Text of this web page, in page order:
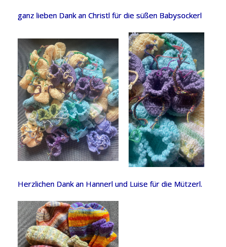
ganz lieben Dank an Christl für die süßen Babysockerl
Herzlichen Dank an Hannerl und Luise für die Mützerl.